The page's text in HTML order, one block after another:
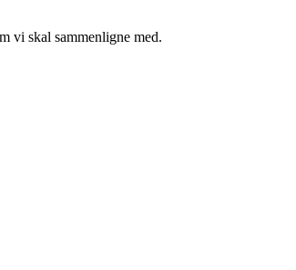
vi skal sammenligne med.